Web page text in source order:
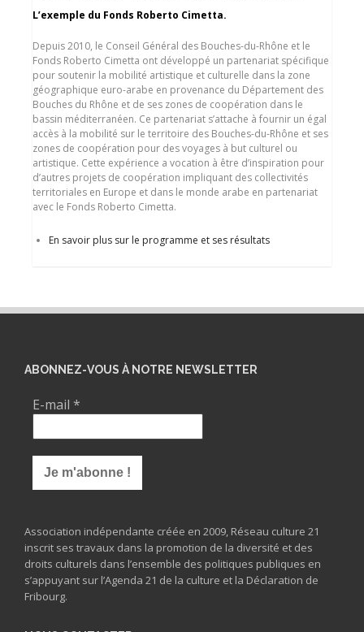
L’exemple du Fonds Roberto Cimetta.
Depuis 2010, le Conseil Général des Bouches-du-Rhône et le
Fonds Roberto Cimetta ont développé un partenariat spécifique
pour soutenir la mobilité artistique et culturelle dans la zone
géographique euro-arabe en provenance du Département des
Bouches du Rhône et de ses zones de coopération dans le
bassin méditerranéen. Ce partenariat s’attache à fournir un égal
accès à la mobilité sur le territoire des Bouches-du-Rhône et ses
zones de coopération pour des voyages à but culturel ou
artistique. Cette expérience a vocation à être d’inspiration pour
d’autres projets de coopération impliquant des collectivités
territoriales en Europe et dans le monde arabe en partenariat
avec le Fonds Roberto Cimetta.
En savoir plus sur le programme et ses résultats
ABONNEZ-VOUS À NOTRE NEWSLETTER
E-mail *
Association indépendante créée en 2009, Réseau culture 21
inscrit ses travaux dans la promotion de la diversité et des
droits culturels dans l’ensemble des politiques publiques en
s’appuyant sur l’Agenda 21 de la culture et la Déclaration de
Fribourg.